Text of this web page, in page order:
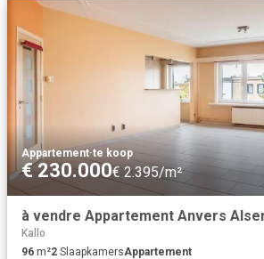
Appartement·te koop
€ 230.000€ 2.395/m²
à vendre Appartement Anvers
Kallo
96 m²2 SlaapkamersAppartement